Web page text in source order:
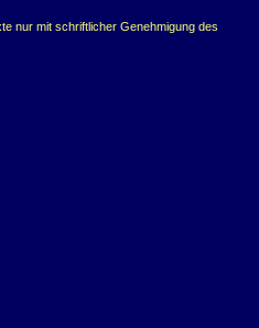
nur mit schriftlicher Genehmigung des